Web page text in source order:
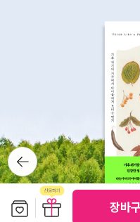
장바
스는 목사인데 좀 멍청하고
씨가 집에 방문했어. 콜린스
야기했어. 너무 당연하듯이
제인이 가장 예뻐서 제인에
하기를 제인은 곧 약혼한다
청혼을 하려고 했어. 엘리자
영국의 문화를 자세히모르긴
나.…엘리자베스의 이모이자
사람이 있어. 필립스 부인의
대 친구위컴을 알게 되었어.
된 말씀이지만 영부인꼐서
긋난 일이고 더욱이 그런 부
이 없군요. 제가이런 논리에
히 잘못 보신 겁니다. 조카분
분명 없으시다는 걸 말씀드
제로 절 괴롭히지말아 주시기
뒤로가
기